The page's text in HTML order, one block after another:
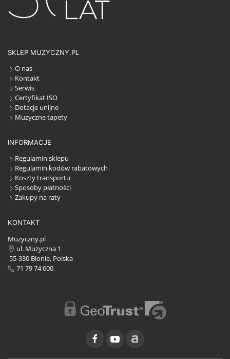
SKLEP MUZYCZNY.PL
O nas
Kontakt
Serwis
Certyfikat ISO
Dotacje unijne
Muzyczne tapety
INFORMACJE
Regulamin sklepu
Regulamin kodów rabatowych
Koszty transportu
Sposoby płatności
Zakupy na raty
KONTAKT
Muzyczny.pl
ul. Muzyczna 1
55-330 Błonie, Polska
71 79 74 600